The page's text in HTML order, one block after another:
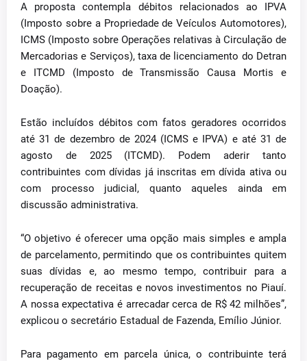
A proposta contempla débitos relacionados ao IPVA
(Imposto sobre a Propriedade de Veículos Automotores),
ICMS (Imposto sobre Operações relativas à Circulação de
Mercadorias e Serviços), taxa de licenciamento do Detran
e ITCMD (Imposto de Transmissão Causa Mortis e
Doação).
Estão incluídos débitos com fatos geradores ocorridos
até 31 de dezembro de 2024 (ICMS e IPVA) e até 31 de
agosto de 2025 (ITCMD). Podem aderir tanto
contribuintes com dívidas já inscritas em dívida ativa ou
com processo judicial, quanto aqueles ainda em
discussão administrativa.
“O objetivo é oferecer uma opção mais simples e ampla
de parcelamento, permitindo que os contribuintes quitem
suas dívidas e, ao mesmo tempo, contribuir para a
recuperação de receitas e novos investimentos no Piauí.
A nossa expectativa é arrecadar cerca de R$ 42 milhões”,
explicou o secretário Estadual de Fazenda, Emílio Júnior.
Para pagamento em parcela única, o contribuinte terá